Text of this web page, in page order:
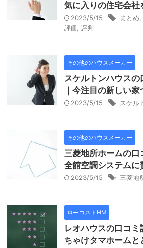
気に入りの住宅会社
2023/5/15 まとめ
評価 評判
その他のハウスメーカー
スケルトンハウスの
｜今注目の新しい家
2023/5/15 スケル
その他のハウスメーカー
三菱地所ホームの口
全館空調システムに
2023/5/15 三菱地
ローコストHM
レオハウスの口コミ
ちゃけタマホームと